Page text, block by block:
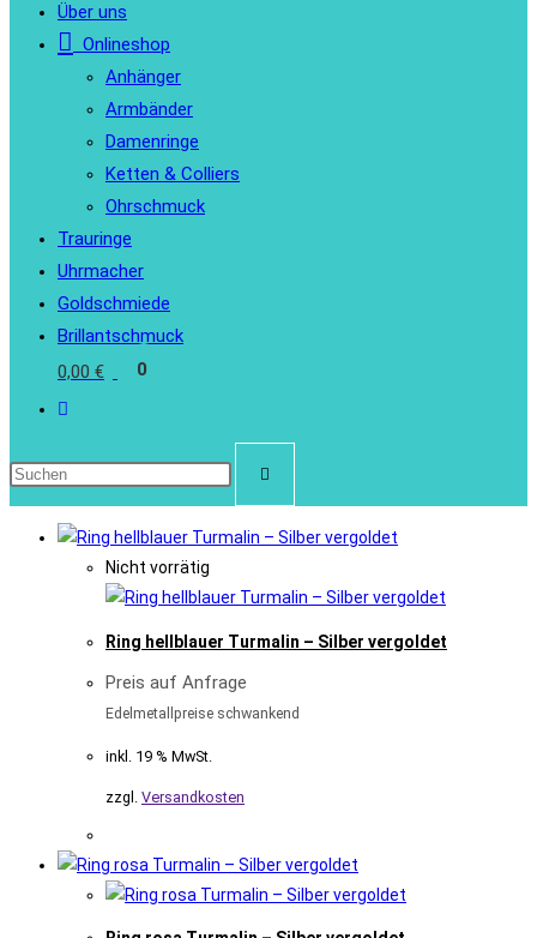
Über uns
Onlineshop
Anhänger
Armbänder
Damenringe
Ketten & Colliers
Ohrschmuck
Trauringe
Uhrmacher
Goldschmiede
Brillantschmuck
0,00 € 0
Nicht vorrätig
Ring hellblauer Turmalin – Silber vergoldet
Preis auf Anfrage
Edelmetallpreise schwankend
inkl. 19 % MwSt.
zzgl. Versandkosten